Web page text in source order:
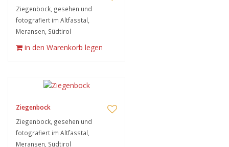
Ziegenbock, gesehen und
fotografiert im Altfasstal,
Meransen, Südtirol
in den Warenkorb legen
Ziegenbock
Ziegenbock, gesehen und
fotografiert im Altfasstal,
Meransen, Südtirol